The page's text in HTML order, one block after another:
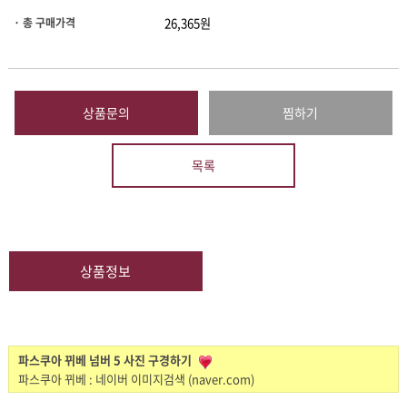
· 총 구매가격
상품문의 찜하기
목록
상품정보
파스쿠아 뀌베 넘버 5 사진 구경하기
파스쿠아 뀌베 : 네이버 이미지검색 (naver.com)